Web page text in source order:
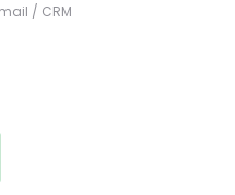
/ CRM